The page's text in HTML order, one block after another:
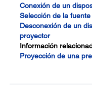
Conexión de un
Selección de la
Desconexión de un
proyector
Información
Proyección de una